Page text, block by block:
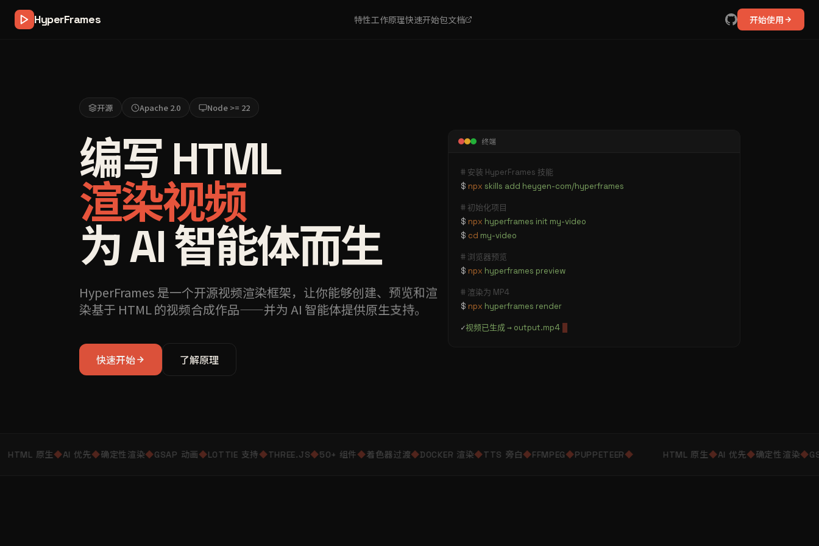
HyperFrames 特性工作原理快速开始包文档 开始使用
开源 Apache 2.0 Node >= 22
编写 HTML
渲染视频
为 AI 智能体而生
HyperFrames 是一个开源视频渲染框架，让你能够创建、预览和渲
染基于 HTML 的视频合成作品——并为 AI 智能体提供原生支持。
快速开始 了解原理
终端
# 安装 HyperFrames 技能
$ npx skills add heygen-com/hyperframes
# 初始化项目
$ npx hyperframes init my-video
$ cd my-video
# 浏览器预览
$ npx hyperframes preview
# 渲染为 MP4
$ npx hyperframes render
✓视频已生成 → output.mp4
HTML 原生◆AI 优先◆确定性渲染◆GSAP 动画◆LOTTIE 支持◆THREE.JS◆50+ 组件◆着色器过渡◆DOCKER 渲染◆TTS 旁白◆FFMPEG◆PUPPETEER◆ HTML 原生◆AI 优先◆确定性渲染◆